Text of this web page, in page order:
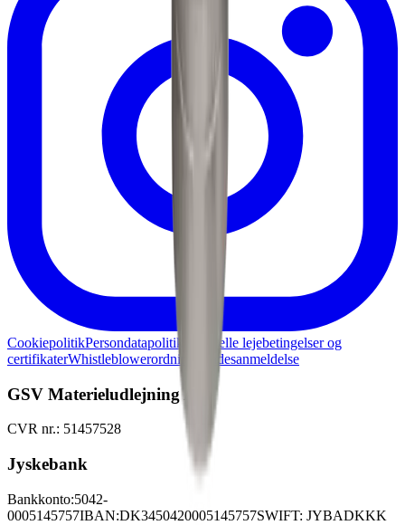
CookiepolitikPersondatapolitik
Generelle lejebetingelser og
certifikaterWhistleblowerordning Skadesanmeldelse
GSV Materieludlejning A/S
CVR nr.: 51457528
Jyskebank
Bankkonto:5042-
0005145757IBAN:DK3450420005145757SWIFT: JYBADKKK